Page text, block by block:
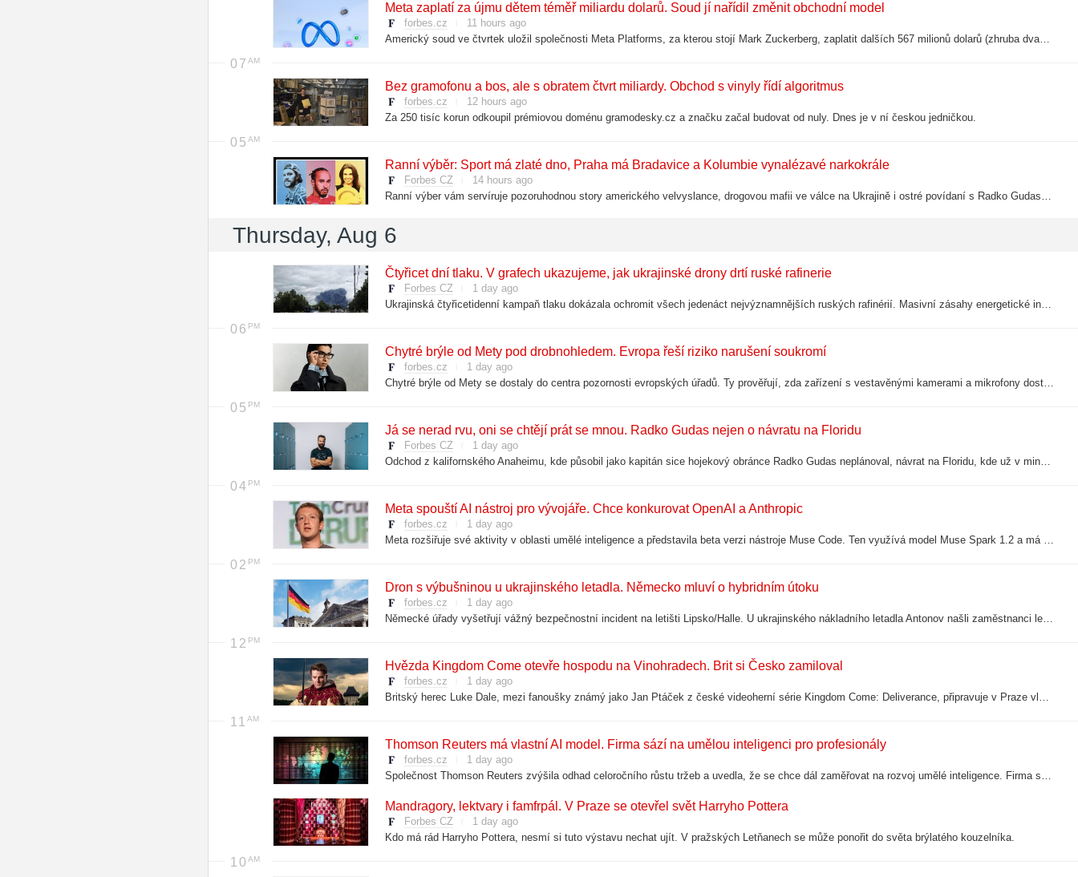
Meta zaplatí za újmu dětem téměř miliardu dolarů. Soud jí nařídil změnit obchodní model
forbes.cz
11 hours ago
Americký soud ve čtvrtek uložil společnosti Meta Platforms, za kterou stojí Mark Zuckerberg, zaplatit dalších 567 milionů dolarů (zhruba dvanáct miliard korun) za škody, které její sociální sítě napáchaly dětem. Celkové sankce v případu…
07
Bez gramofonu a bos, ale s obratem čtvrt miliardy. Obchod s vinyly řídí algoritmus
forbes.cz
12 hours ago
Za 250 tisíc korun odkoupil prémiovou doménu gramodesky.cz a značku začal budovat od nuly. Dnes je v ní českou jedničkou.
05
Ranní výběr: Sport má zlaté dno, Praha má Bradavice a Kolumbie vynalézavé narkokrále
Forbes CZ
14 hours ago
Ranní výber vám servíruje pozoruhodnou story amerického velvyslance, drogovou mafii ve válce na Ukrajině i ostré povídaní s Radko Gudasem.
Thursday, Aug 6
Čtyřicet dní tlaku. V grafech ukazujeme, jak ukrajinské drony drtí ruské rafinerie
Forbes CZ
1 day ago
Ukrajinská čtyřicetidenní kampaň tlaku dokázala ochromit všech jedenáct nejvýznamnějších ruských rafinérií. Masivní zásahy energetické infrastruktury nutí Moskvu k přísnému přídělovému systému paliva a k zoufalému snižování produkčních…
06
Chytré brýle od Mety pod drobnohledem. Evropa řeší riziko narušení soukromí
forbes.cz
1 day ago
Chytré brýle od Mety se dostaly do centra pozornosti evropských úřadů. Ty prověřují, zda zařízení s vestavěnými kamerami a mikrofony dostatečně chrání soukromí lidí v okolí. Evropský sbor pro ochranu osobních údajů má do konce léta…
05
Já se nerad rvu, oni se chtějí prát se mnou. Radko Gudas nejen o návratu na Floridu
Forbes CZ
1 day ago
Odchod z kalifornského Anaheimu, kde působil jako kapitán sice hojekový obránce Radko Gudas neplánoval, návrat na Floridu, kde už v minulosti působil, však vnímá jako obrovskou příležitost.
04
Meta spouští AI nástroj pro vývojáře. Chce konkurovat OpenAI a Anthropic
forbes.cz
1 day ago
Meta rozšiřuje své aktivity v oblasti umělé inteligence a představila beta verzi nástroje Muse Code. Ten využívá model Muse Spark 1.2 a má pomáhat vývojářům s psaním, opravami i testováním kódu. Nový nástroj je součástí širšího souboje…
02
Dron s výbušninou u ukrajinského letadla. Německo mluví o hybridním útoku
forbes.cz
1 day ago
Německé úřady vyšetřují vážný bezpečnostní incident na letišti Lipsko/Halle. U ukrajinského nákladního letadla Antonov našli zaměstnanci letiště dron s výbušninou. Podle německých médií letadlo převáželo vojenskou munici z Francie určenou…
12
Hvězda Kingdom Come otevře hospodu na Vinohradech. Brit si Česko zamiloval
forbes.cz
1 day ago
Britský herec Luke Dale, mezi fanoušky známý jako Jan Ptáček z české videoherní série Kingdom Come: Deliverance, připravuje v Praze vlastní hospodu Nobleman. Podnik vzniká v prostorách bývalé pivnice Pubble na rohu Korunní a Chorvatské u…
11
Thomson Reuters má vlastní AI model. Firma sází na umělou inteligenci pro profesionály
forbes.cz
1 day ago
Společnost Thomson Reuters zvýšila odhad celoročního růstu tržeb a uvedla, že se chce dál zaměřovat na rozvoj umělé inteligence. Firma sází na vlastní model umělé inteligence Thomson, který vyvíjí pro profesionály v oblasti práva, daní,…
Mandragory, lektvary i famfrpál. V Praze se otevřel svět Harryho Pottera
Forbes CZ
1 day ago
Kdo má rád Harryho Pottera, nesmí si tuto výstavu nechat ujít. V pražských Letňanech se může ponořit do světa brýlatého kouzelníka.
10